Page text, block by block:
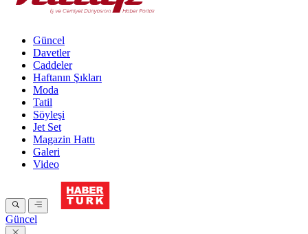
Güncel
Davetler
Caddeler
Haftanın Şıkları
Moda
Tatil
Söyleşi
Jet Set
Magazin Hattı
Galeri
Video
Güncel